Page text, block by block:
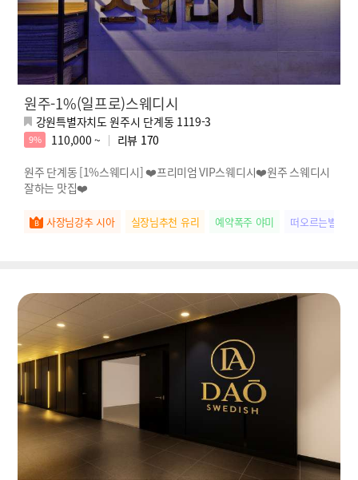
원주-1%(일프로)스웨디시
강원특별자치도 원주시 단계동 1119-3
9% 110,000 ~ 리뷰 170
원주 단계동 [1%스웨디시] ❤️프리미엄 VIP스웨디시❤️원주 스웨디시
잘하는 맛집❤️
사장님강추 시아 실장님추천 유리 예약폭주 야미 떠오르는별 미호